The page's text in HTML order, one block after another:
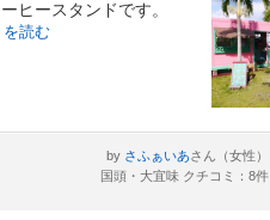
ヒースタンドです。
を読む
by さふぁいあさん（女性）
国頭・大宜味 クチコミ：8件